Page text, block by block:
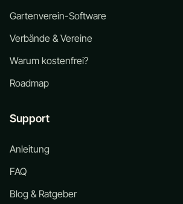
Gartenverein-Software
Verbände & Vereine
Warum kostenfrei?
Roadmap
Support
Anleitung
FAQ
Blog & Ratgeber